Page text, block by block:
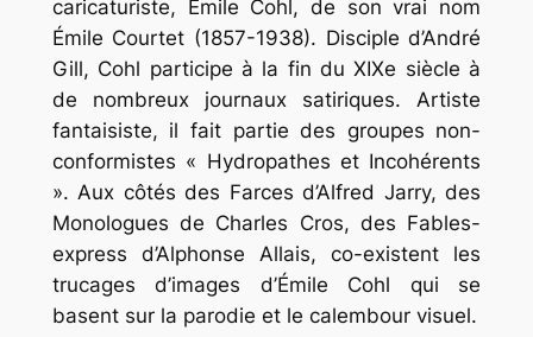
caricaturiste, Émile Cohl, de son vrai nom
Émile Courtet (1857-1938). Disciple d’André
Gill, Cohl participe à la fin du XIXe siècle à
de nombreux journaux satiriques. Artiste
fantaisiste, il fait partie des groupes non-
conformistes « Hydropathes et Incohérents
». Aux côtés des Farces d’Alfred Jarry, des
Monologues de Charles Cros, des Fables-
express d’Alphonse Allais, co-existent les
trucages d’images d’Émile Cohl qui se
basent sur la parodie et le calembour visuel.